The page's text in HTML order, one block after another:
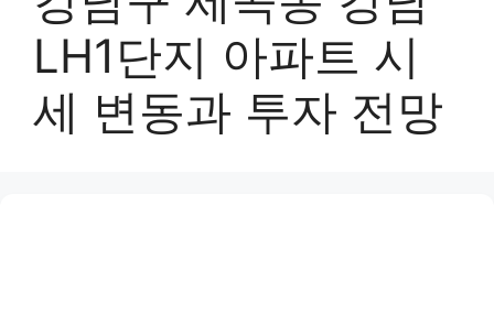
LH1단지 아파트 시
세 변동과 투자 전망